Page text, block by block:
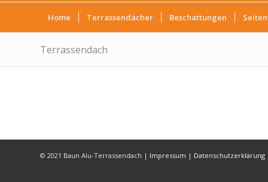
Home Terrassendächer Beschattungen
Terrassendach
© 2021 Baun Alu-Terrassendach | Impressum | Datenschutzerklärung